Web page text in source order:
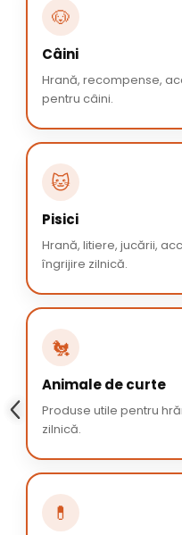
🐶
Câini
Hrană, recompense,
pentru câini.
🐱
Pisici
Hrană, litiere, jucării,
îngrijire zilnică.
🐔
Animale de curte
Produse utile pentru
zilnică.
💊